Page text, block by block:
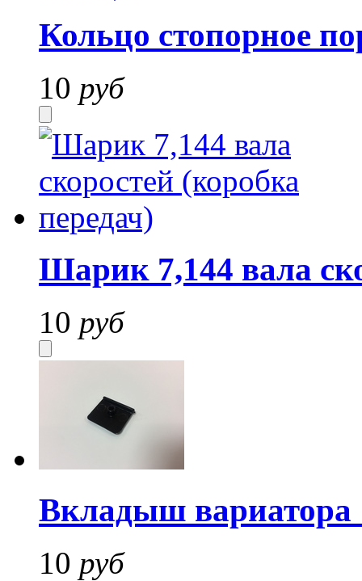
Кольцо стопорное
10 руб
Шарик 7,144 вала
10 руб
Вкладыш
10 руб